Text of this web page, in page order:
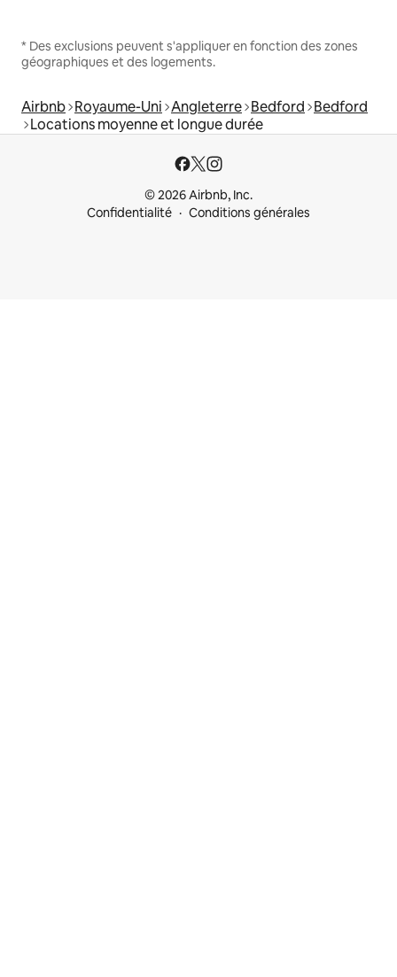
* Des exclusions peuvent s'appliquer en fonction des zones
géographiques et des logements.
Airbnb Royaume-Uni Angleterre Bedford Bedford
Locations moyenne et longue durée
© 2026 Airbnb, Inc.
Confidentialité
Conditions générales